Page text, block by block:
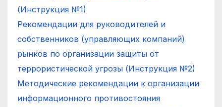
(Инструкция №1)
Рекомендации для руководителей и
собственников (управляющих компаний)
рынков по организации защиты от
террористической угрозы (Инструкция №2)
Методические рекомендации к организации
информационного противостояния